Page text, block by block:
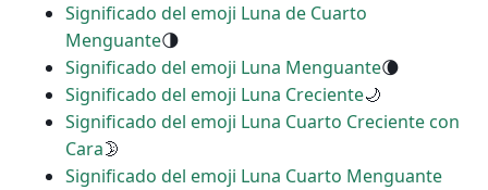
Significado del emoji Luna de Cuarto
Menguante🌗
Significado del emoji Luna Menguante🌘
Significado del emoji Luna Creciente🌙
Significado del emoji Luna Cuarto Creciente con
Cara🌛
Significado del emoji Luna Cuarto Menguante